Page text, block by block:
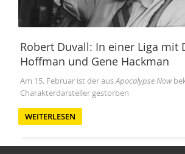
Robert Duvall: In einer Liga mit
Hoffman und Gene Hackman
Am 15. Februar ist der ausApocalypse Now
Charakterdarsteller gestorben
WEITERLESEN